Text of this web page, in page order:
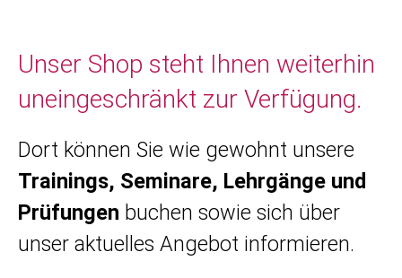
Unser Shop steht Ihnen weiterhin
uneingeschränkt zur Verfügung.
Dort können Sie wie gewohnt unsere
Trainings, Seminare, Lehrgänge und
Prüfungen buchen sowie sich über
unser aktuelles Angebot informieren.